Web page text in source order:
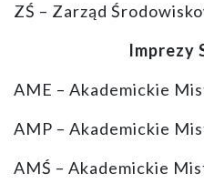
ZŚ – Zarząd
Imprezy
AME – Akademickie
AMP – Akademickie
AMŚ – Akademickie